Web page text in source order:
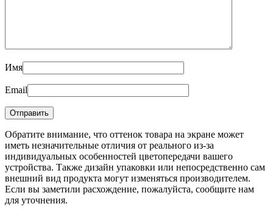
Имя
Email
Обратите внимание, что оттенок товара на экране может
иметь незначительные отличия от реального из-за
индивидуальных особенностей цветопередачи вашего
устройства. Также дизайн упаковки или непосредственно сам
внешний вид продукта могут изменяться производителем.
Если вы заметили расхождение, пожалуйста, сообщите нам
для уточнения.